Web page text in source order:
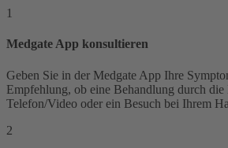
1
Medgate App konsultieren
Geben Sie in der Medgate App Ihre
Empfehlung, ob eine Behandlung durch
Telefon/Video oder ein Besuch bei Ihrem
2